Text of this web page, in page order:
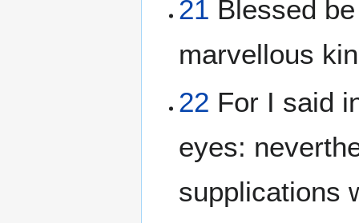
21 Blessed
marvellous
22 For I said
eyes:
supplications